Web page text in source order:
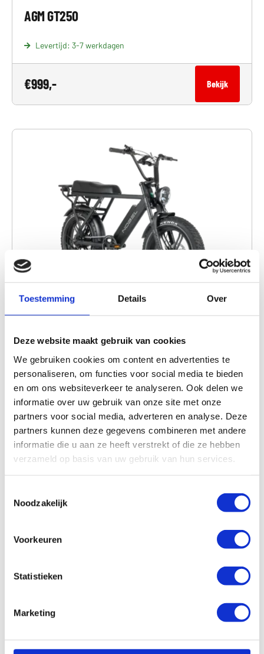
Toestemming Details Over
Deze website maakt gebruik van cookies
We gebruiken cookies om content en advertenties te
personaliseren, om functies voor social media te bieden
en om ons websiteverkeer te analyseren. Ook delen we
informatie over uw gebruik van onze site met onze
partners voor social media, adverteren en analyse. Deze
partners kunnen deze gegevens combineren met andere
informatie die u aan ze heeft verstrekt of die ze hebben
verzameld op basis van uw gebruik van hun services.
Noodzakelijk
Voorkeuren
Statistieken
Marketing
AGM GT250
Levertijd: 3-7 werkdagen
€999,- Bekijk
Levertijd: 3-7 werkdagen
€2.399,- Bekijk